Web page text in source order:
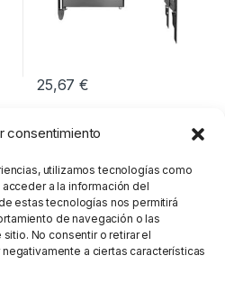
consentimiento
utilizamos tecnologías como
a la información del
estas tecnologías nos permitirá
de navegación o las
No consentir o retirar el
a ciertas características
25,67€